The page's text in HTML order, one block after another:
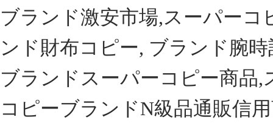
ブランド激安市場,スーパー
ンド財布コピー, ブランド腕
ブランドスーパーコピー商品
コピーブランドN級品通販信